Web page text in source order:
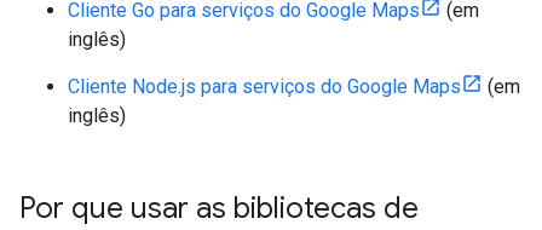
Cliente Go para serviços do Google Maps
(em
inglês)
Cliente Node.js para serviços do Google Maps
(em
inglês)
Por que usar as bibliotecas de